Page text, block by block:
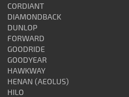
CORDIANT
DIAMONDBACK
DUNLOP
FORWARD
GOODRIDE
GOODYEAR
HAWKWAY
HENAN (AEOLUS)
HILO